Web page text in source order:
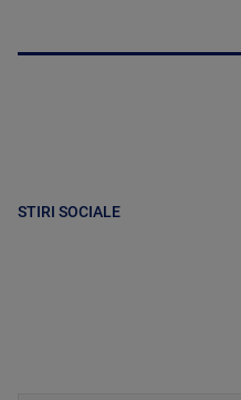
STIRI SOCIALE